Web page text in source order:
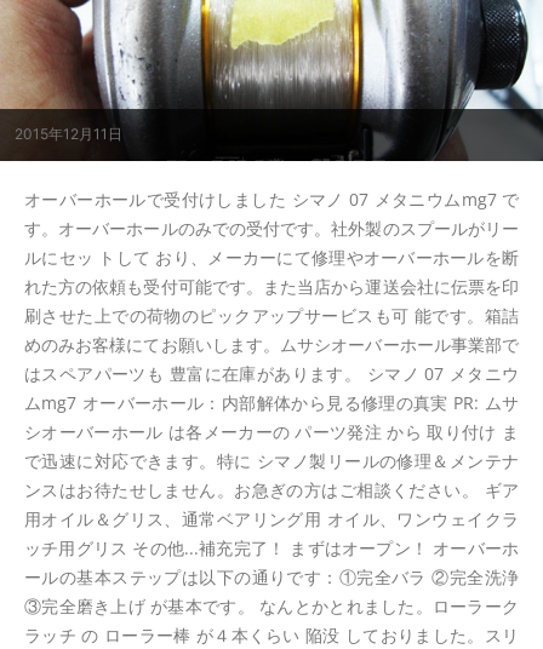
2015年12月11日
オーバーホールで受付けしました シマノ 07 メタニウムmg7 で
す。オーバーホールのみでの受付です。社外製のスプールがリー
ルにセッ トして おり、メーカーにて修理やオーバーホールを断
れた方の依頼も受付可能です。また当店から運送会社に伝票を印
刷させた上での荷物のピックアップサービスも可 能です。箱詰
めのみお客様にてお願いします。ムサシオーバーホール事業部で
はスペアパーツも 豊富に在庫があります。 シマノ 07 メタニウ
ムmg7 オーバーホール：内部解体から見る修理の真実 PR: ムサ
シオーバーホール は各メーカーの パーツ発注 から 取り付け ま
で迅速に対応できます。特に シマノ製リールの修理＆メンテナ
ンスはお待たせしません。お急ぎの方はご相談ください。 ギア
用オイル＆グリス、通常ベアリング用 オイル、ワンウェイクラ
ッチ用グリス その他...補充完了！ まずはオープン！ オーバーホ
ールの基本ステップは以下の通りです：①完全バラ ②完全洗浄
③完全磨き上げ が基本です。 なんとかとれました。ローラーク
ラッチ の ローラー棒 が４本くらい 陥没 しておりました。スリ